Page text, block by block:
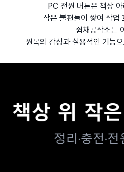
PC 전원 버튼은 책상
작은 불편들이 쌓여 작업
쉼채공작소는
원목의 감성과 실용적인 기능